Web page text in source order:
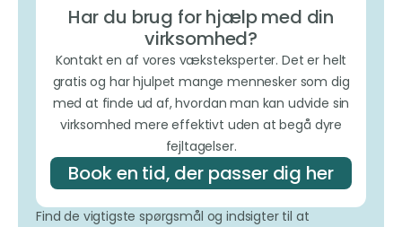
Har du brug for hjælp med din
virksomhed?
Kontakt en af vores væksteksperter. Det er helt
gratis og har hjulpet mange mennesker som dig
med at finde ud af, hvordan man kan udvide sin
virksomhed mere effektivt uden at begå dyre
fejltagelser.
Book en tid, der passer dig her
Find de vigtigste spørgsmål og indsigter til at